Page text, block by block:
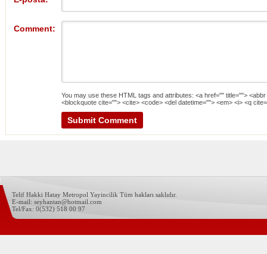
Comment:
You may use these HTML tags and attributes: <a href="" title="">
<blockquote cite=""> <cite> <code> <del datetime=""> <em> <i> <q
Telif Hakki Hatay Metropol Yayincilik Tüm hakları saklıdır.
E-mail: seyhantan@hotmail.com
Tel/Fax: 0(532) 518 00 97